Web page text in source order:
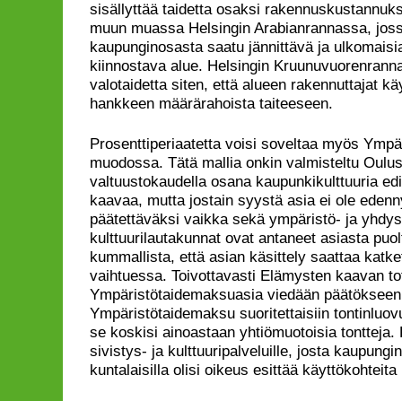
sisällyttää taidetta osaksi
muun muassa Helsingin Arabianrannassa,
kaupunginosasta saatu jännittävä ja
kiinnostava alue. Helsingin
valotaidetta siten, että alueen rakennuttajat
hankkeen määrärahoista taiteeseen.
Prosenttiperiaatetta voisi soveltaa myös
muodossa. Tätä mallia onkin valmisteltu
valtuustokaudella osana kaupunkikulttuuria
kaavaa, mutta jostain syystä asia ei ole
päätettäväksi vaikka sekä ympäristö- ja
kulttuurilautakunnat ovat antaneet asiasta
kummallista, että asian käsittely saattaa
vaihtuessa. Toivottavasti Elämysten kaavan
Ympäristötaidemaksuasia viedään
Ympäristötaidemaksu suoritettaisiin
se koskisi ainoastaan yhtiömuotoisia tontteja.
sivistys- ja kulttuuripalveluille, josta
kuntalaisilla olisi oikeus esittää